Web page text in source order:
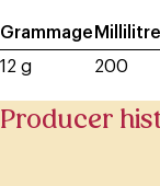
Grammage
12 g
200
Producer